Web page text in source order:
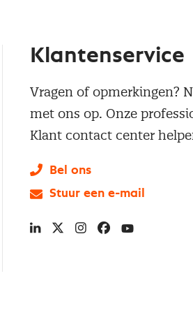
Klantenservice
Vragen of opmerkingen?
met ons op. Onze
Klant contact center
Bel ons
Stuur een e-mail
LinkedIn
X Instagram
Facebook
YouTube